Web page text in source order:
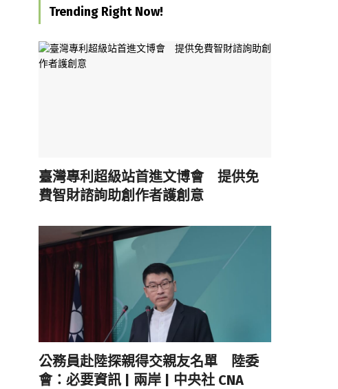
Trending Right Now!
臺灣專利超級站首進文博會 提供免
費智財諮詢助創作者護創意
公務員赴陸探親得交親友名單 陸委
會：必要資訊 | 兩岸 | 中央社 CNA